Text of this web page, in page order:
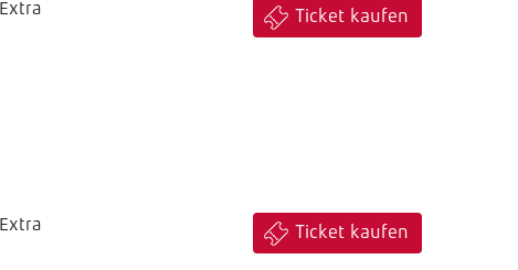
Extra Ticket kaufen
Extra Ticket kaufen